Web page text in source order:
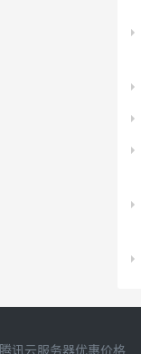
腾讯云服务器优惠价格